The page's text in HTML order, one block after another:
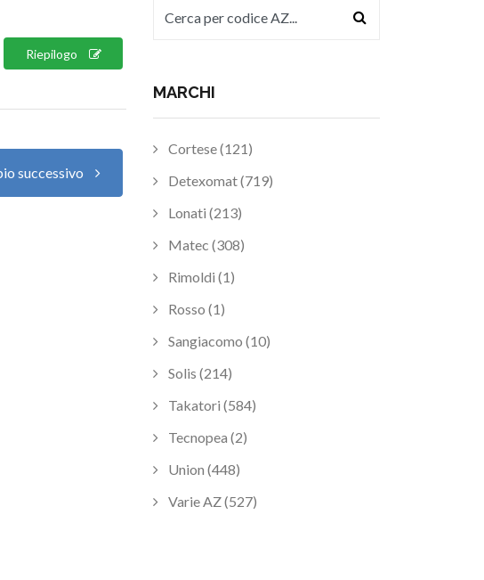
Riepilogo
successivo
MARCHI
Cortese (121)
Detexomat (719)
Lonati (213)
Matec (308)
Rimoldi (1)
Rosso (1)
Sangiacomo (10)
Solis (214)
Takatori (584)
Tecnopea (2)
Union (448)
Varie AZ (527)